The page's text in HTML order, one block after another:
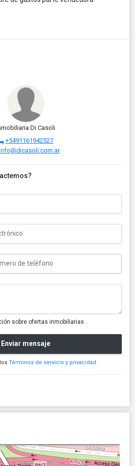
Di Casoli
+5491161942527
sobre ofertas inmobiliarias
Enviar mensaje
Términos de servicio y privacidad